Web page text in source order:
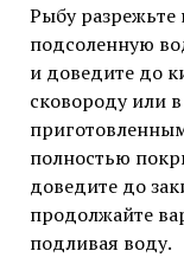
Рыбу разрежьте
подсоленную
и доведите до
сковороду или
полностью
доведите до
продолжайте
подливая воду.